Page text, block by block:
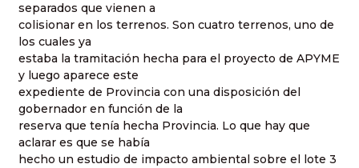
separados que vienen a
colisionar en los terrenos. Son cuatro terrenos, uno de
los cuales ya
estaba la tramitación hecha para el proyecto de APYME
y luego aparece este
expediente de Provincia con una disposición del
gobernador en función de la
reserva que tenía hecha Provincia. Lo que hay que
aclarar es que se había
hecho un estudio de impacto ambiental sobre el lote 3